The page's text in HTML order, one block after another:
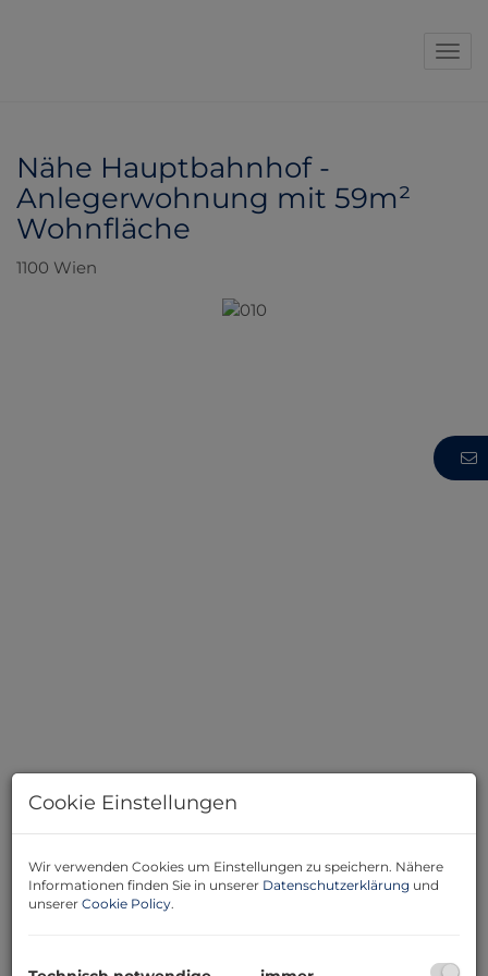
Nähe Hauptbahnhof -
Anlegerwohnung mit 59m²
Wohnfläche
1100 Wien
Beschreibung
Investitionsmöglichkeit im Herzen von Wien! Dieses
Cookie Einstellungen
Wir verwenden Cookies um Einstellungen zu speichern. Nähere
Informationen finden Sie in unserer Datenschutzerklärung und
unserer Cookie Policy.